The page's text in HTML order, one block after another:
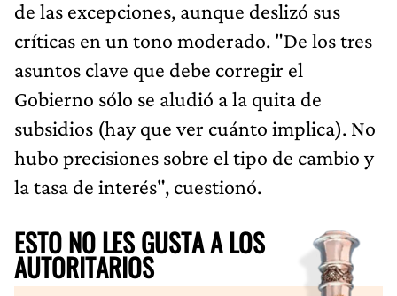
de las excepciones, aunque deslizó sus
críticas en un tono moderado. "De los tres
asuntos clave que debe corregir el
Gobierno sólo se aludió a la quita de
subsidios (hay que ver cuánto implica). No
hubo precisiones sobre el tipo de cambio y
la tasa de interés", cuestionó.
ESTO NO LES GUSTA A LOS
AUTORITARIOS